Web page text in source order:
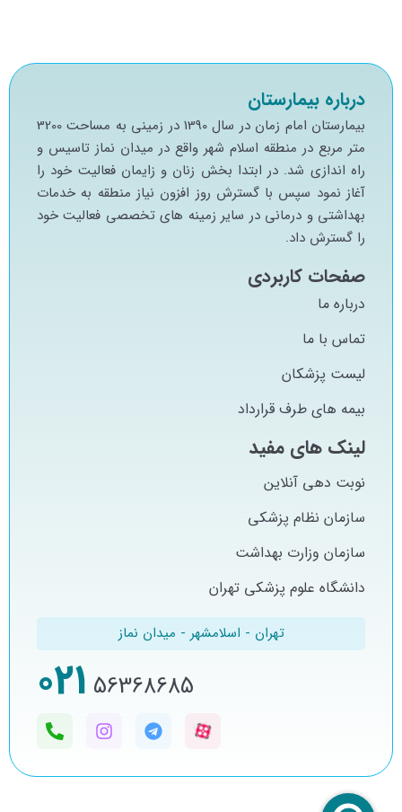
درباره بیمارستان
بيمارستان امام زمان در سال 1390 در زميني به مساحت 3200
متر مربع در منطقه اسلام شهر واقع در ميدان نماز تاسيس و
راه اندازي شد. در ابتدا بخش زنان و زايمان فعاليت خود را
آغاز نمود سپس با گسترش روز افزون نياز منطقه به خدمات
بهداشتي و درماني در ساير زمينه هاي تخصصي فعاليت خود
را گسترش داد.
صفحات کاربردی
درباره ما
تماس با ما
لیست پزشکان
بیمه های طرف قرارداد
لینک های مفید
نوبت دهی آنلاین
سازمان نظام پزشکی
سازمان وزارت بهداشت
دانشگاه علوم پزشکی تهران
تهران - اسلامشهر - میدان نماز
56368685
021